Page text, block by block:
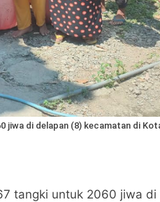
jiwa di delapan (8) kecamatan di
tangki untuk 2060 jiwa